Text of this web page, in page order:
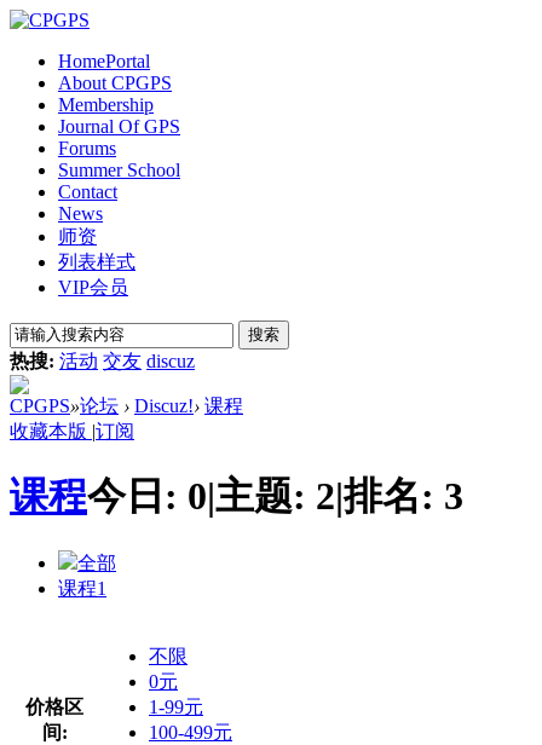
HomePortal
About CPGPS
Membership
Journal Of GPS
Forums
Summer School
Contact
News
师资
列表样式
VIP会员
搜索
热搜: 活动 交友 discuz
CPGPS»论坛 › Discuz!› 课程
收藏本版 |订阅
课程今日: 0|主题: 2|排名: 3
全部
课程1
价格区
间:
不限
0元
1-99元
100-499元